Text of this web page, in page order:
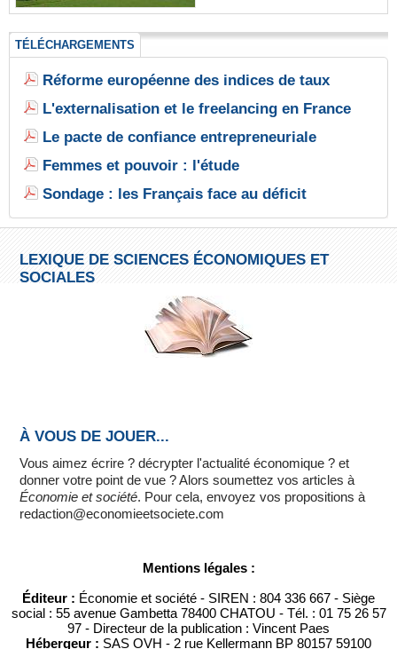
TÉLÉCHARGEMENTS
Réforme européenne des indices de taux
L'externalisation et le freelancing en France
Le pacte de confiance entrepreneuriale
Femmes et pouvoir : l'étude
Sondage : les Français face au déficit
LEXIQUE DE SCIENCES ÉCONOMIQUES ET
SOCIALES
À VOUS DE JOUER...
Vous aimez écrire ? décrypter l'actualité économique ? et
donner votre point de vue ? Alors soumettez vos articles à
Économie et société. Pour cela, envoyez vos propositions à
redaction@economieetsociete.com
Mentions légales :
Éditeur : Économie et société - SIREN : 804 336 667 - Siège
social : 55 avenue Gambetta 78400 CHATOU - Tél. : 01 75 26 57
97 - Directeur de la publication : Vincent Paes
Hébergeur : SAS OVH - 2 rue Kellermann BP 80157 59100